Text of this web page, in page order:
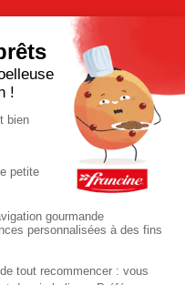
physique régulière. Plus